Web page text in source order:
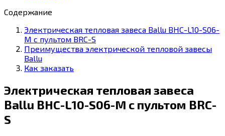
M
BRC-
Содержание
Электрическая тепловая завеса Ballu BHC-L10-S06-
M с пультом BRC-S
Преимущества электрической тепловой завесы
Ballu
Как заказать
Электрическая тепловая завеса
Ballu BHC-L10-S06-M с пультом BRC-
S